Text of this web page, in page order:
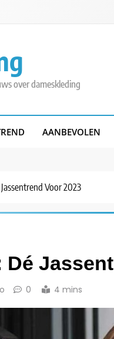
over dameskleding
AANBEVOLEN
Voor 2023
0 4 mins